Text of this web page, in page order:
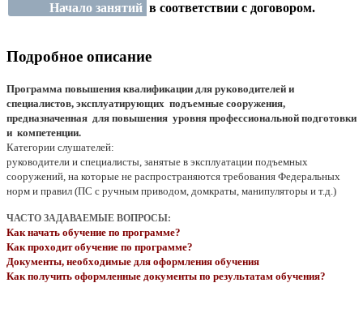
Начало занятий в соответствии с договором.
Подробное описание
Программа повышения квалификации для руководителей и
специалистов, эксплуатирующих подъемные сооружения,
предназначенная для повышения уровня профессиональной подготовки
и компетенции.
Категории слушателей:
руководители и специалисты, занятые в эксплуатации подъемных
сооружений, на которые не распространяются требования Федеральных
норм и правил (ПС с ручным приводом, домкраты, манипуляторы и т.д.)
ЧАСТО ЗАДАВАЕМЫЕ ВОПРОСЫ:
Как начать обучение по программе?
Как проходит обучение по программе?
Документы, необходимые для оформления обучения
Как получить оформленные документы по результатам обучения?